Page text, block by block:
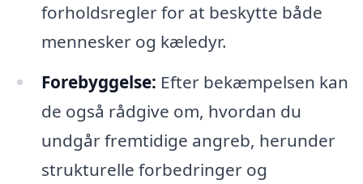
forholdsregler for at beskytte både
mennesker og kæledyr.
Forebyggelse: Efter bekæmpelsen kan
de også rådgive om, hvordan du
undgår fremtidige angreb, herunder
strukturelle forbedringer og